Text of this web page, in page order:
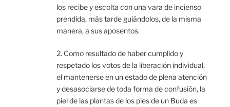
los recibe y escolta con una vara de incienso
prendida, más tarde guiándolos, de la misma
manera, a sus aposentos.
2. Como resultado de haber cumplido y
respetado los votos de la liberación individual,
el mantenerse en un estado de plena atención
y desasociarse de toda forma de confusión, la
piel de las plantas de los pies de un Buda es